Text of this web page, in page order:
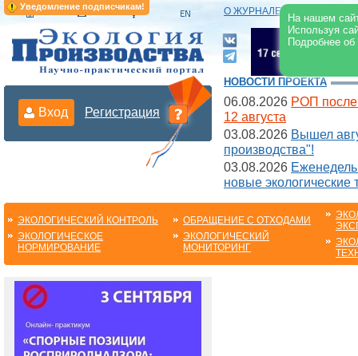
Уведомление подписчикам!
На нашем
Используя
Подробнее
О ЖУРНАЛЕ |
Вход Регистрация
НОВОСТИ ПРОЕКТА
06.08.2026 РОП после
12 августа
03.08.2026 Вышел
производства"!
03.08.2026
новые экологические
ЭКОЛОГИЧЕСКИЙ КОНТРОЛЬ
ЭКОЛОГИЧЕСКОЕ
НОРМИРОВАНИЕ
ОБРАЩЕНИЕ С ОТХОДАМИ
ЭКОЛОГИЧЕСКИЙ
МОНИТОРИНГ